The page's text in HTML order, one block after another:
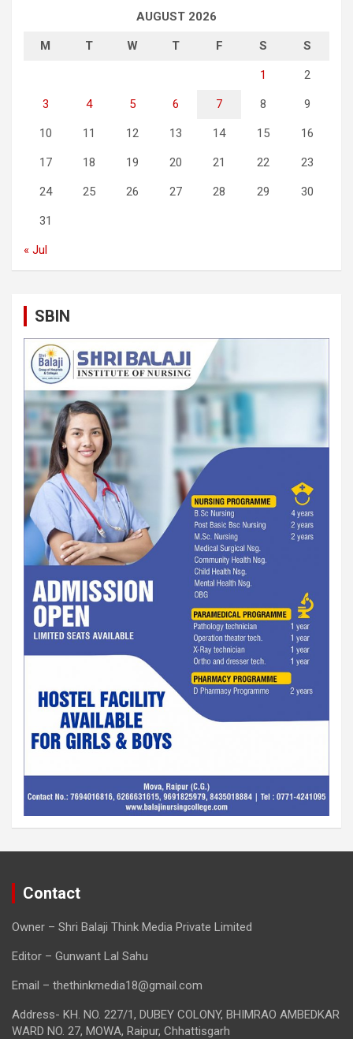
AUGUST 2026
M T W T F S S
1 2
3 4 5 6 7 8 9
10 11 12 13 14 15 16
17 18 19 20 21 22 23
24 25 26 27 28 29 30
31
« Jul
SBIN
Contact
Owner – Shri Balaji Think Media Private Limited
Editor – Gunwant Lal Sahu
Email – thethinkmedia18@gmail.com
Address- KH. NO. 227/1, DUBEY COLONY, BHIMRAO AMBEDKAR
WARD NO. 27, MOWA, Raipur, Chhattisgarh